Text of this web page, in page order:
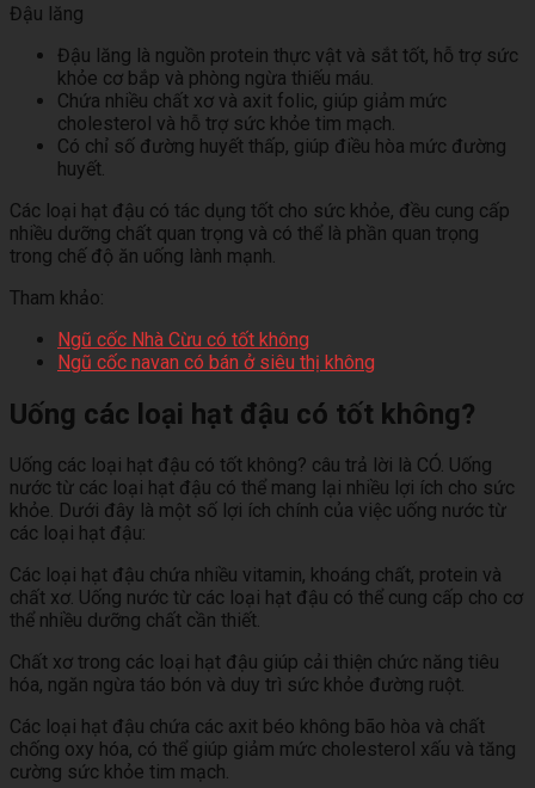
Đậu lăng
Đậu lăng là nguồn protein thực vật và sắt tốt, hỗ trợ sức
khỏe cơ bắp và phòng ngừa thiếu máu.
Chứa nhiều chất xơ và axit folic, giúp giảm mức
cholesterol và hỗ trợ sức khỏe tim mạch.
Có chỉ số đường huyết thấp, giúp điều hòa mức đường
huyết.
Các loại hạt đậu có tác dụng tốt cho sức khỏe, đều cung cấp
nhiều dưỡng chất quan trọng và có thể là phần quan trọng
trong chế độ ăn uống lành mạnh.
Tham khảo:
Ngũ cốc Nhà Cừu có tốt không
Ngũ cốc navan có bán ở siêu thị không
Uống các loại hạt đậu có tốt không?
Uống các loại hạt đậu có tốt không? câu trả lời là CÓ. Uống
nước từ các loại hạt đậu có thể mang lại nhiều lợi ích cho sức
khỏe. Dưới đây là một số lợi ích chính của việc uống nước từ
các loại hạt đậu:
Các loại hạt đậu chứa nhiều vitamin, khoáng chất, protein và
chất xơ. Uống nước từ các loại hạt đậu có thể cung cấp cho cơ
thể nhiều dưỡng chất cần thiết.
Chất xơ trong các loại hạt đậu giúp cải thiện chức năng tiêu
hóa, ngăn ngừa táo bón và duy trì sức khỏe đường ruột.
Các loại hạt đậu chứa các axit béo không bão hòa và chất
chống oxy hóa, có thể giúp giảm mức cholesterol xấu và tăng
cường sức khỏe tim mạch.